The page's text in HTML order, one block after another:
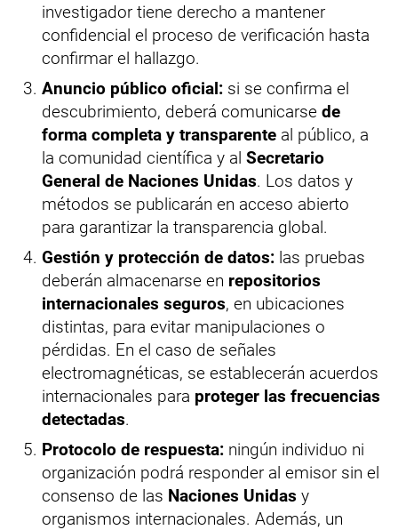
investigador tiene derecho a mantener
confidencial el proceso de verificación hasta
confirmar el hallazgo.
Anuncio público oficial: si se confirma el
descubrimiento, deberá comunicarse de
forma completa y transparente al público, a
la comunidad científica y al Secretario
General de Naciones Unidas. Los datos y
métodos se publicarán en acceso abierto
para garantizar la transparencia global.
Gestión y protección de datos: las pruebas
deberán almacenarse en repositorios
internacionales seguros, en ubicaciones
distintas, para evitar manipulaciones o
pérdidas. En el caso de señales
electromagnéticas, se establecerán acuerdos
internacionales para proteger las frecuencias
detectadas.
Protocolo de respuesta: ningún individuo ni
organización podrá responder al emisor sin el
consenso de las Naciones Unidas y
organismos internacionales. Además, un